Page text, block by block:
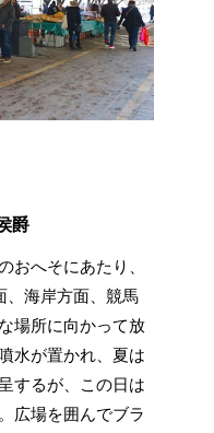
爵
おへそにあたり、
、海岸方面、競馬
場所に向かって放
水が置かれ、夏は
するが、この日は
広場を囲んでブラ